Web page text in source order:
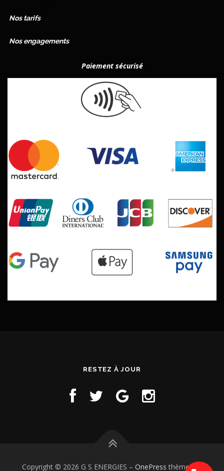
Nos tarifs
Nos engagements
Paiement sécurisé
RESTEZ À JOUR
Copyright © 2026 G S ENERGIES – OnePress thème par